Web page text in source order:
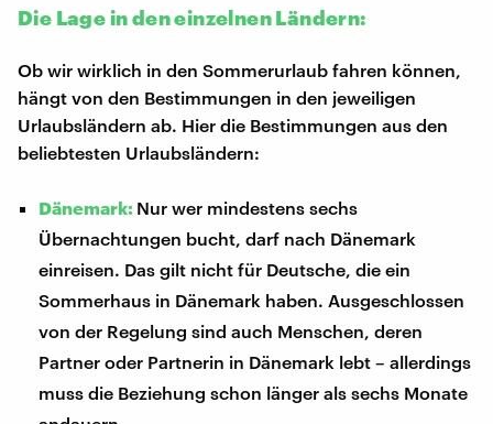
Die Lage in den einzelnen Ländern:
Ob wir wirklich in den Sommerurlaub fahren können,
hängt von den Bestimmungen in den jeweiligen
Urlaubsländern ab. Hier die Bestimmungen aus den
beliebtesten Urlaubsländern:
Dänemark: Nur wer mindestens sechs
Übernachtungen bucht, darf nach Dänemark
einreisen. Das gilt nicht für Deutsche, die ein
Sommerhaus in Dänemark haben. Ausgeschlossen
von der Regelung sind auch Menschen, deren
Partner oder Partnerin in Dänemark lebt – allerdings
muss die Beziehung schon länger als sechs Monate